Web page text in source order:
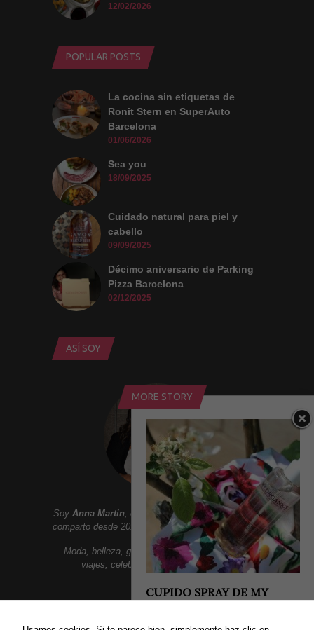
MORE STORY
CUPIDO SPRAY DE MY
Hoy os quiero hablar de este producto
12/02/2026
POPULAR POSTS
La cocina sin etiquetas de
Ronit Stern en SuperAuto
Barcelona
01/06/2026
Sea you
18/09/2025
Cuidado natural para piel y
cabello
09/09/2025
Décimo aniversario de Parking
Pizza Barcelona
02/12/2025
ASÍ SOY
Soy Anna Martin, creadora de Addict Smile. Aqui
comparto desde 2010 un lifestyle lleno de sonrisas:
Moda, belleza, gastronomia, tendencias, ocio,
viajes, celebrities, lujo y mucho mas.